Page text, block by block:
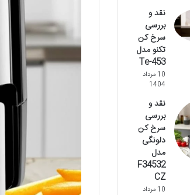
نقد و
بررسی
سرخ کن
تکنو مدل
Te-453
10 مرداد
1404
نقد و
بررسی
سرخ کن
دلونگی
مدل
F34532
CZ
10 مرداد